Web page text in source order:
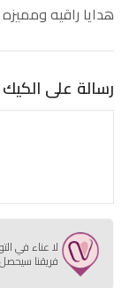
هدايا راقيه ومميزه
رسالة على الكيك
لا عناء في
فريقنا